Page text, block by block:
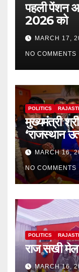
पहली पेंशन
2026 को
MARCH 17,
NO COMMENTS
POLITICS
मुख्यमंत्री
‘राजस्थान
MARCH 16,
NO COMMENTS
POLITICS
राज सखी
MARCH 16,